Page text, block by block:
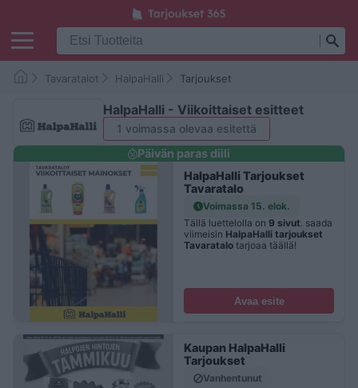
Tavaratalot HalpaHalli Tarjoukset
HalpaHalli - Viikoittaiset esitteet
1 voimassa olevaa esitettä
Päivän paras diili
HalpaHalli Tarjoukset
Tavaratalo
Voimassa 15. elok.
Tällä luettelolla on 9 sivut . saada
viimeisin HalpaHalli tarjoukset
Tavaratalotarjoaa täällä!
Avaa esite
Kaupan HalpaHalli
Tarjoukset
Vanhentunut